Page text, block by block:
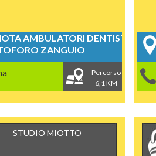
AMBULATORI DENTISTICI
ZANGUIO
Percorso
6,1 KM
STUDIO MIOTTO